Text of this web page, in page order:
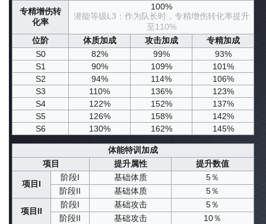
专精增伤转
化率
100%
潜能等级L3：作为队长时，专精增伤转化率提升
至110%
位阶
体质加成 攻击加成
专精加成
S0
82% 99%
93%
S1
90% 109%
101%
S2
94% 114%
106%
S3
110% 136%
123%
S4
122% 152%
137%
S5
126% 158%
142%
S6
130% 162% 145%
体能特训加成
项目
提升属性 提升数值
项目I
阶段I 基础体质
5％
阶段II
基础体质 5％
项目II
阶段I 基础攻击
5％
阶段II
基础攻击 10％